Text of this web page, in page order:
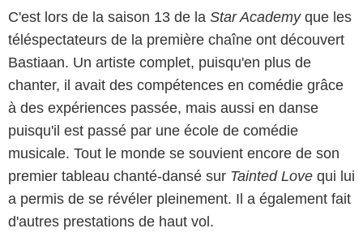
C'est lors de la saison 13 de la Star Academyque les
téléspectateurs de la première chaîne ont découvert
Bastiaan. Un artiste complet, puisqu'en plus de
chanter, il avait des compétences en comédie grâce
à des expériences passée, mais aussi en danse
puisqu'il est passé par une école de comédie
musicale. Tout le monde se souvient encore de son
premier tableau chanté-dansé sur Tainted Love qui lui
a permis de se révéler pleinement. Il a également fait
d'autres prestations de haut vol.